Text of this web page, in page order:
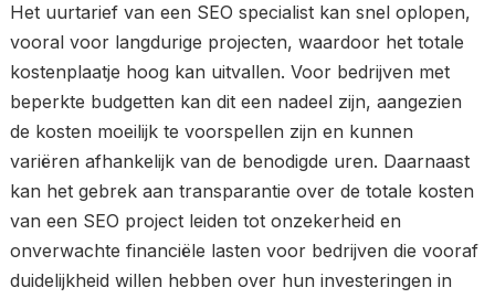
Het uurtarief van een SEO specialist kan snel oplopen,
vooral voor langdurige projecten, waardoor het totale
kostenplaatje hoog kan uitvallen. Voor bedrijven met
beperkte budgetten kan dit een nadeel zijn, aangezien
de kosten moeilijk te voorspellen zijn en kunnen
variëren afhankelijk van de benodigde uren. Daarnaast
kan het gebrek aan transparantie over de totale kosten
van een SEO project leiden tot onzekerheid en
onverwachte financiële lasten voor bedrijven die vooraf
duidelijkheid willen hebben over hun investeringen in